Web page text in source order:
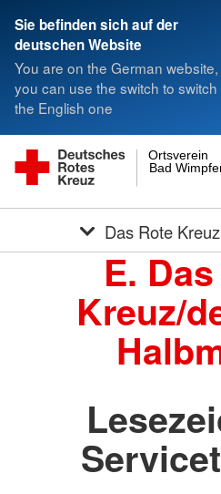
Sie befinden sich auf der
deutschen Website
You are on the German website,
you can use the switch to switch
the English one
Bad
Ortsverein
Das Rote
E.
Kreuz/